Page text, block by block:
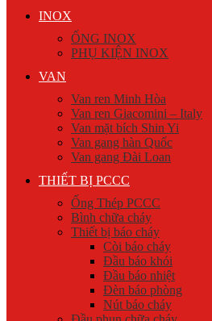
INOX
ỐNG INOX
PHỤ KIỆN INOX
VAN
Van ren Minh Hòa
Van ren Giacomini – Italy
Van mặt bích Shin Yi
Van gang hàn Quốc
Van gang Đài Loan
THIẾT BỊ PCCC
Ống Thép PCCC
Bình chữa cháy
Thiết bị báo cháy
Còi báo cháy
Đầu báo khói
Đầu báo nhiệt
Đèn báo phòng
Nút báo cháy